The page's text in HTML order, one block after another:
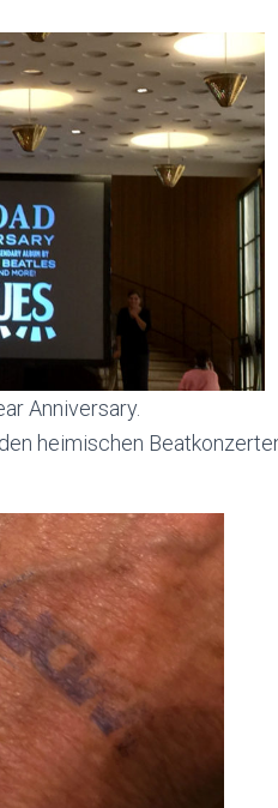
Anniversary.
heimischen